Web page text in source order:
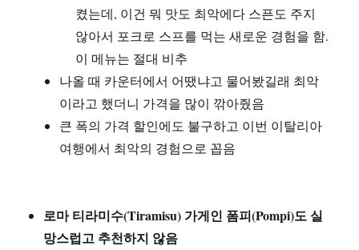
켰는데, 이건 뭐 맛도 최악에다 스픈도 주지
않아서 포크로 스프를 먹는 새로운 경험을 함.
이 메뉴는 절대 비추
나올 때 카운터에서 어땠냐고 물어봤길래 최악
이라고 했더니 가격을 많이 깎아줬음
큰 폭의 가격 할인에도 불구하고 이번 이탈리아
여행에서 최악의 경험으로 꼽음
로마 티라미수(Tiramisu) 가게인 폼피(Pompi)도 실
망스럽고 추천하지 않음